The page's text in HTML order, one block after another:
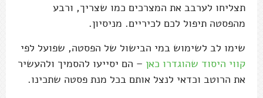
תצליחו לערבב את המצרכים כמו שצריך, ורבע
מהפסטה תיפול לכם לכיריים. מניסיון.
שימו לב לשימוש במי הבישול של הפסטה, שפועל לפי
קווי היסוד שהוגדרו כאן – הם יסייעו להסמיך ולהעשיר
את הרוטב וכדאי לנצל אותם בכל מנת פסטה שתכינו.